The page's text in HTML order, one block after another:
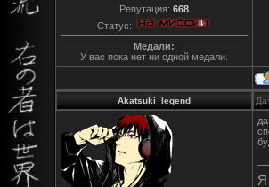
Репутация: 668
Статус:
Медали:
У вас пока нет ни одной медали.
Akatsuki_legend
Я